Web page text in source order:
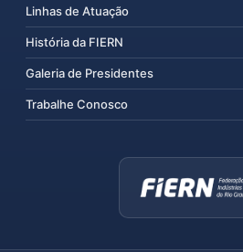
Linhas de Atuação
História da FIERN
Galeria de Presidentes
Trabalhe Conosco